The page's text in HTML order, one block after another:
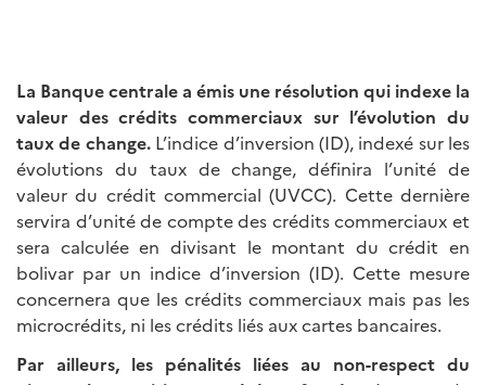
La Banque centrale a émis une résolution qui indexe la
valeur des crédits commerciaux sur l’évolution du
taux de change.L’indice d’inversion (ID), indexé sur les
évolutions du taux de change, définira l’unité de
valeur du crédit commercial (UVCC). Cette dernière
servira d’unité de compte des crédits commerciaux et
sera calculée en divisant le montant du crédit en
bolivar par un indice d’inversion (ID). Cette mesure
concernera que les crédits commerciaux mais pas les
microcrédits, ni les crédits liés aux cartes bancaires.
Par ailleurs, les pénalités liées au non-respect du